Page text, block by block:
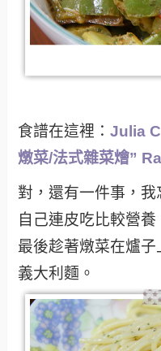
食譜在這裡：Julia
燉菜/法式雜菜燴”
對，還有一件事，
自己連皮吃比較營
最後趁著燉菜在爐
義大利麵。